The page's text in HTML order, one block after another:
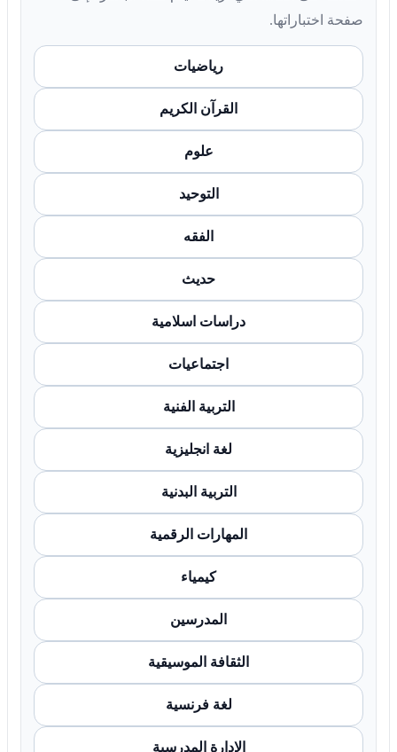
صفحة اختباراتها.
رياضيات
القرآن الكريم
علوم
التوحيد
الفقه
حديث
دراسات اسلامية
اجتماعيات
التربية الفنية
لغة انجليزية
التربية البدنية
المهارات الرقمية
كيمياء
المدرسين
الثقافة الموسيقية
لغة فرنسية
الإدارة المدرسية